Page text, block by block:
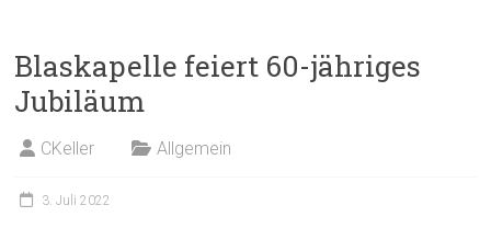
Rande
des
Spessarts
Blaskapelle feiert 60-jähriges
Jubiläum
CKeller Allgemein
3. Juli 2022